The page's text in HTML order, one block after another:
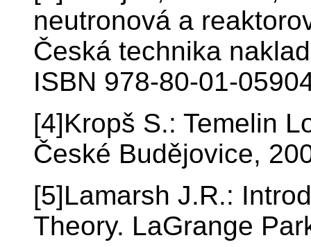
neutronová a
Česká technika
ISBN 978-80-01-
[4]Kropš S.: Temelin
České Budějovice,
[5]Lamarsh J.R.:
Theory. LaGrange